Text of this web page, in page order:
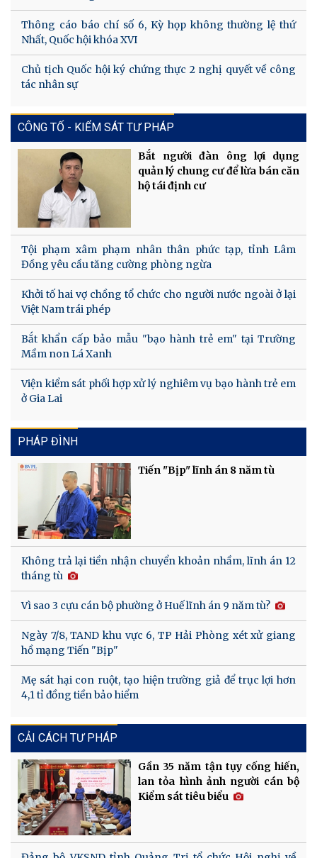
Thông cáo báo chí số 6, Kỳ họp không thường lệ thứ
Nhất, Quốc hội khóa XVI
Chủ tịch Quốc hội ký chứng thực 2 nghị quyết về công
tác nhân sự
CÔNG TỐ - KIỂM SÁT TƯ PHÁP
Bắt người đàn ông lợi dụng
quản lý chung cư để lừa bán căn
hộ tái định cư
Tội phạm xâm phạm nhân thân phức tạp, tỉnh Lâm
Đồng yêu cầu tăng cường phòng ngừa
Khởi tố hai vợ chồng tổ chức cho người nước ngoài ở lại
Việt Nam trái phép
Bắt khẩn cấp bảo mẫu "bạo hành trẻ em" tại Trường
Mầm non Lá Xanh
Viện kiểm sát phối hợp xử lý nghiêm vụ bạo hành trẻ em
ở Gia Lai
PHÁP ĐÌNH
Tiến "Bịp" lĩnh án 8 năm tù
Không trả lại tiền nhận chuyển khoản nhầm, lĩnh án 12
tháng tù
Vì sao 3 cựu cán bộ phường ở Huế lĩnh án 9 năm tù?
Ngày 7/8, TAND khu vực 6, TP Hải Phòng xét xử giang
hồ mạng Tiến "Bịp"
Mẹ sát hại con ruột, tạo hiện trường giả để trục lợi hơn
4,1 tỉ đồng tiền bảo hiểm
CẢI CÁCH TƯ PHÁP
Gần 35 năm tận tụy cống hiến,
lan tỏa hình ảnh người cán bộ
Kiểm sát tiêu biểu